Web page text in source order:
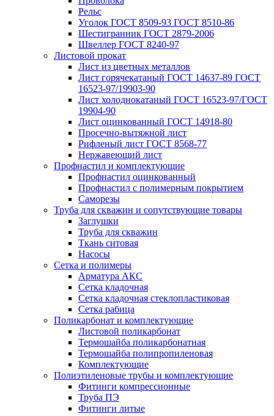
Рельс
Уголок ГОСТ 8509-93 ГОСТ 8510-86
Шестигранник ГОСТ 2879-2006
Швеллер ГОСТ 8240-97
Листовой прокат
Лист из цветных металлов
Лист горячекатаный ГОСТ 14637-89 ГОСТ
16523-97/19903-90
Лист холоднокатаный ГОСТ 16523-97/ГОСТ
19904-90
Лист оцинкованный ГОСТ 14918-80
Просечно-вытяжной лист
Рифленый лист ГОСТ 8568-77
Нержавеющий лист
Профнастил и комплектующие
Профнастил оцинкованный
Профнастил с полимерным покрытием
Саморезы
Труба для скважин и сопутствующие товары
Заглушки
Труба для скважин
Ткань ситовая
Насосы
Сетка и полимеры
Арматура АКС
Сетка кладочная
Сетка кладочная стеклопластиковая
Сетка рабица
Поликарбонат и комплектующие
Листовой поликарбонат
Термошайба поликарбонатная
Термошайба полипропиленовая
Комплектующие
Полиэтиленовые трубы и комплектующие
Фитинги компрессионные
Труба ПЭ
Фитинги литые